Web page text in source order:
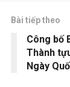
Bài tiếp theo
Công bố
Thành
Ngày